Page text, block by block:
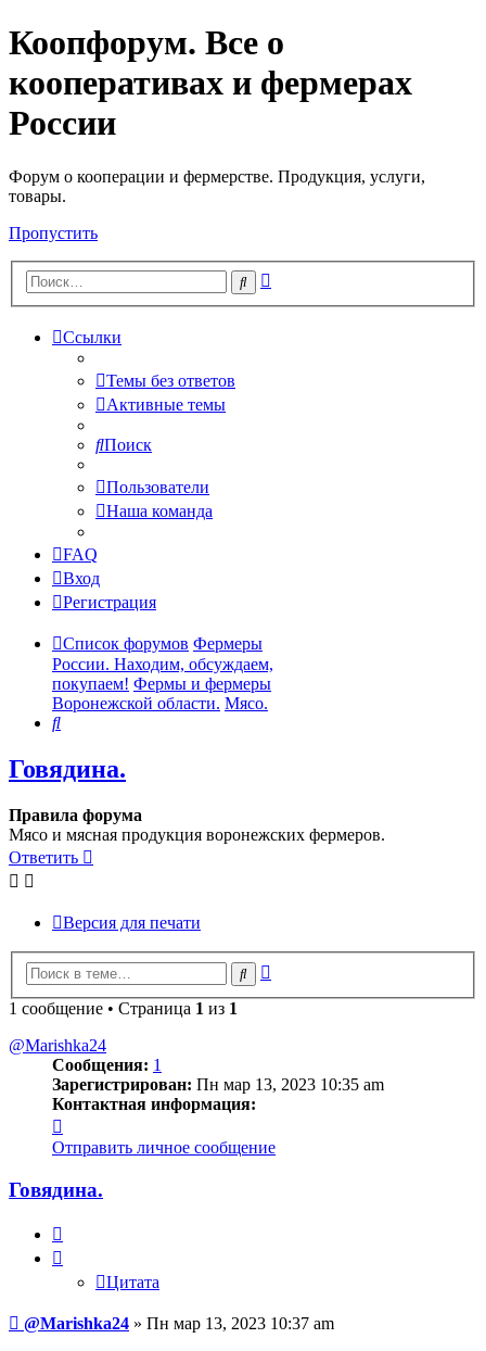
Коопфорум. Все о
кооперативах и фермерах
России
Форум о кооперации и фермерстве. Продукция, услуги,
товары.
Пропустить
Поиск
Ссылки
Темы без ответов
Активные темы
Поиск
Пользователи
Наша команда
FAQ
Вход
Регистрация
Список форумов Фермеры
России. Находим, обсуждаем,
покупаем! Фермы и фермеры
Воронежской области. Мясо.
Поиск
Говядина.
Правила форума
Мясо и мясная продукция воронежских фермеров.
Ответить
Версия для печати
Поиск
1 сообщение • Страница 1 из 1
@Marishka24
Сообщения: 1
Зарегистрирован: Пн мар 13, 2023 10:35 am
Контактная информация:
информация
пользователя
Отправить личное сообщение
Говядина.
Цитата
Сообщение
@Marishka24 » Пн мар 13, 2023 10:37 am